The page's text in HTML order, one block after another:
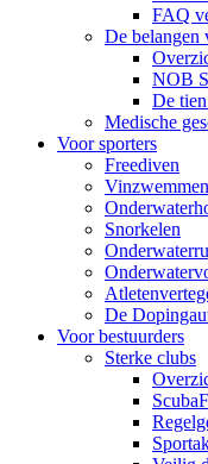
FAQ
De belangen
NOB
De
Medische
Voor sporters
Freediven
Vinzwemmen
Snorkelen
De
Voor bestuurders
Sterke clubs